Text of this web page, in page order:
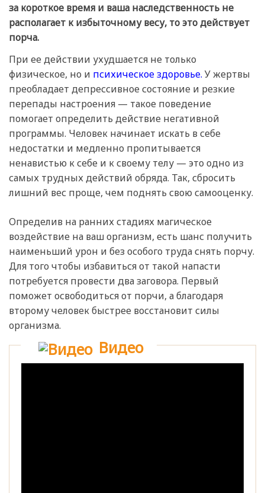
за короткое время и ваша наследственность не
располагает к избыточному весу, то это действует
порча.
При ее действии ухудшается не только
физическое, но и психическое здоровье. У жертвы
преобладает депрессивное состояние и резкие
перепады настроения — такое поведение
помогает определить действие негативной
программы. Человек начинает искать в себе
недостатки и медленно пропитывается
ненавистью к себе и к своему телу — это одно из
самых трудных действий обряда. Так, сбросить
лишний вес проще, чем поднять свою самооценку.
Определив на ранних стадиях магическое
воздействие на ваш организм, есть шанс получить
наименьший урон и без особого труда снять порчу.
Для того чтобы избавиться от такой напасти
потребуется провести два заговора. Первый
поможет освободиться от порчи, а благодаря
второму человек быстрее восстановит силы
организма.
Видео